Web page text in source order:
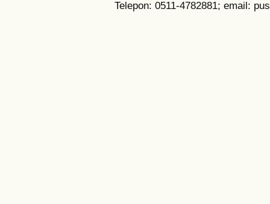
Telepon: 0511-4782881; email: